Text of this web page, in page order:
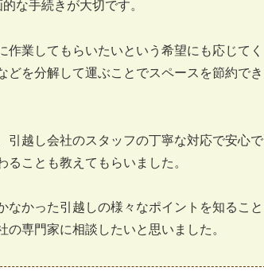
な手続きが大切です。
業してもらいたいという希望にも応じてく
を分解して運ぶことでスペースを節約でき
引越し会社のスタッフの丁寧な対応で安心で
ことも教えてもらいました。
かった引越しの様々なポイントを知ること
専門家に相談したいと思いました。